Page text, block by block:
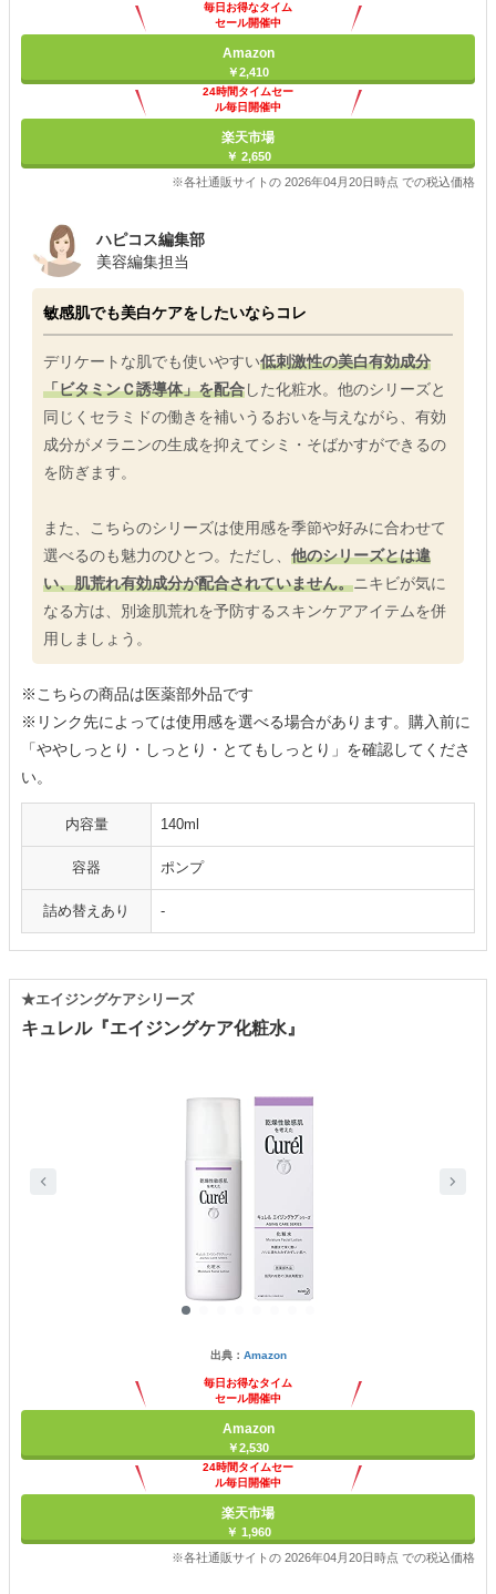
毎日お得なタイム
セール開催中
Amazon
￥2,410
24時間タイムセー
ル毎日開催中
楽天市場
￥ 2,650
※各社通販サイトの 2026年04月20日時点 での税込価格
ハピコス編集部
美容編集担当
敏感肌でも美白ケアをしたいならコレ
デリケートな肌でも使いやすい低刺激性の美白有効成分
「ビタミンＣ誘導体」を配合した化粧水。他のシリーズと
同じくセラミドの働きを補いうるおいを与えながら、有効
成分がメラニンの生成を抑えてシミ・そばかすができるの
を防ぎます。
また、こちらのシリーズは使用感を季節や好みに合わせて
選べるのも魅力のひとつ。ただし、 他のシリーズとは違
い、肌荒れ有効成分が配合されていません。ニキビが気に
なる方は、別途肌荒れを予防するスキンケアアイテムを併
用しましょう。
※こちらの商品は医薬部外品です
※リンク先によっては使用感を選べる場合があります。購入前に
「ややしっとり・しっとり・とてもしっとり」を確認してくださ
い。
内容量 140ml
容器 ポンプ
詰め替えあり -
キュレル『エイジングケア化粧水』
★エイジングケアシリーズ
出典： Amazon
毎日お得なタイム
セール開催中
Amazon
￥2,530
24時間タイムセー
ル毎日開催中
楽天市場
￥ 1,960
※各社通販サイトの 2026年04月20日時点 での税込価格